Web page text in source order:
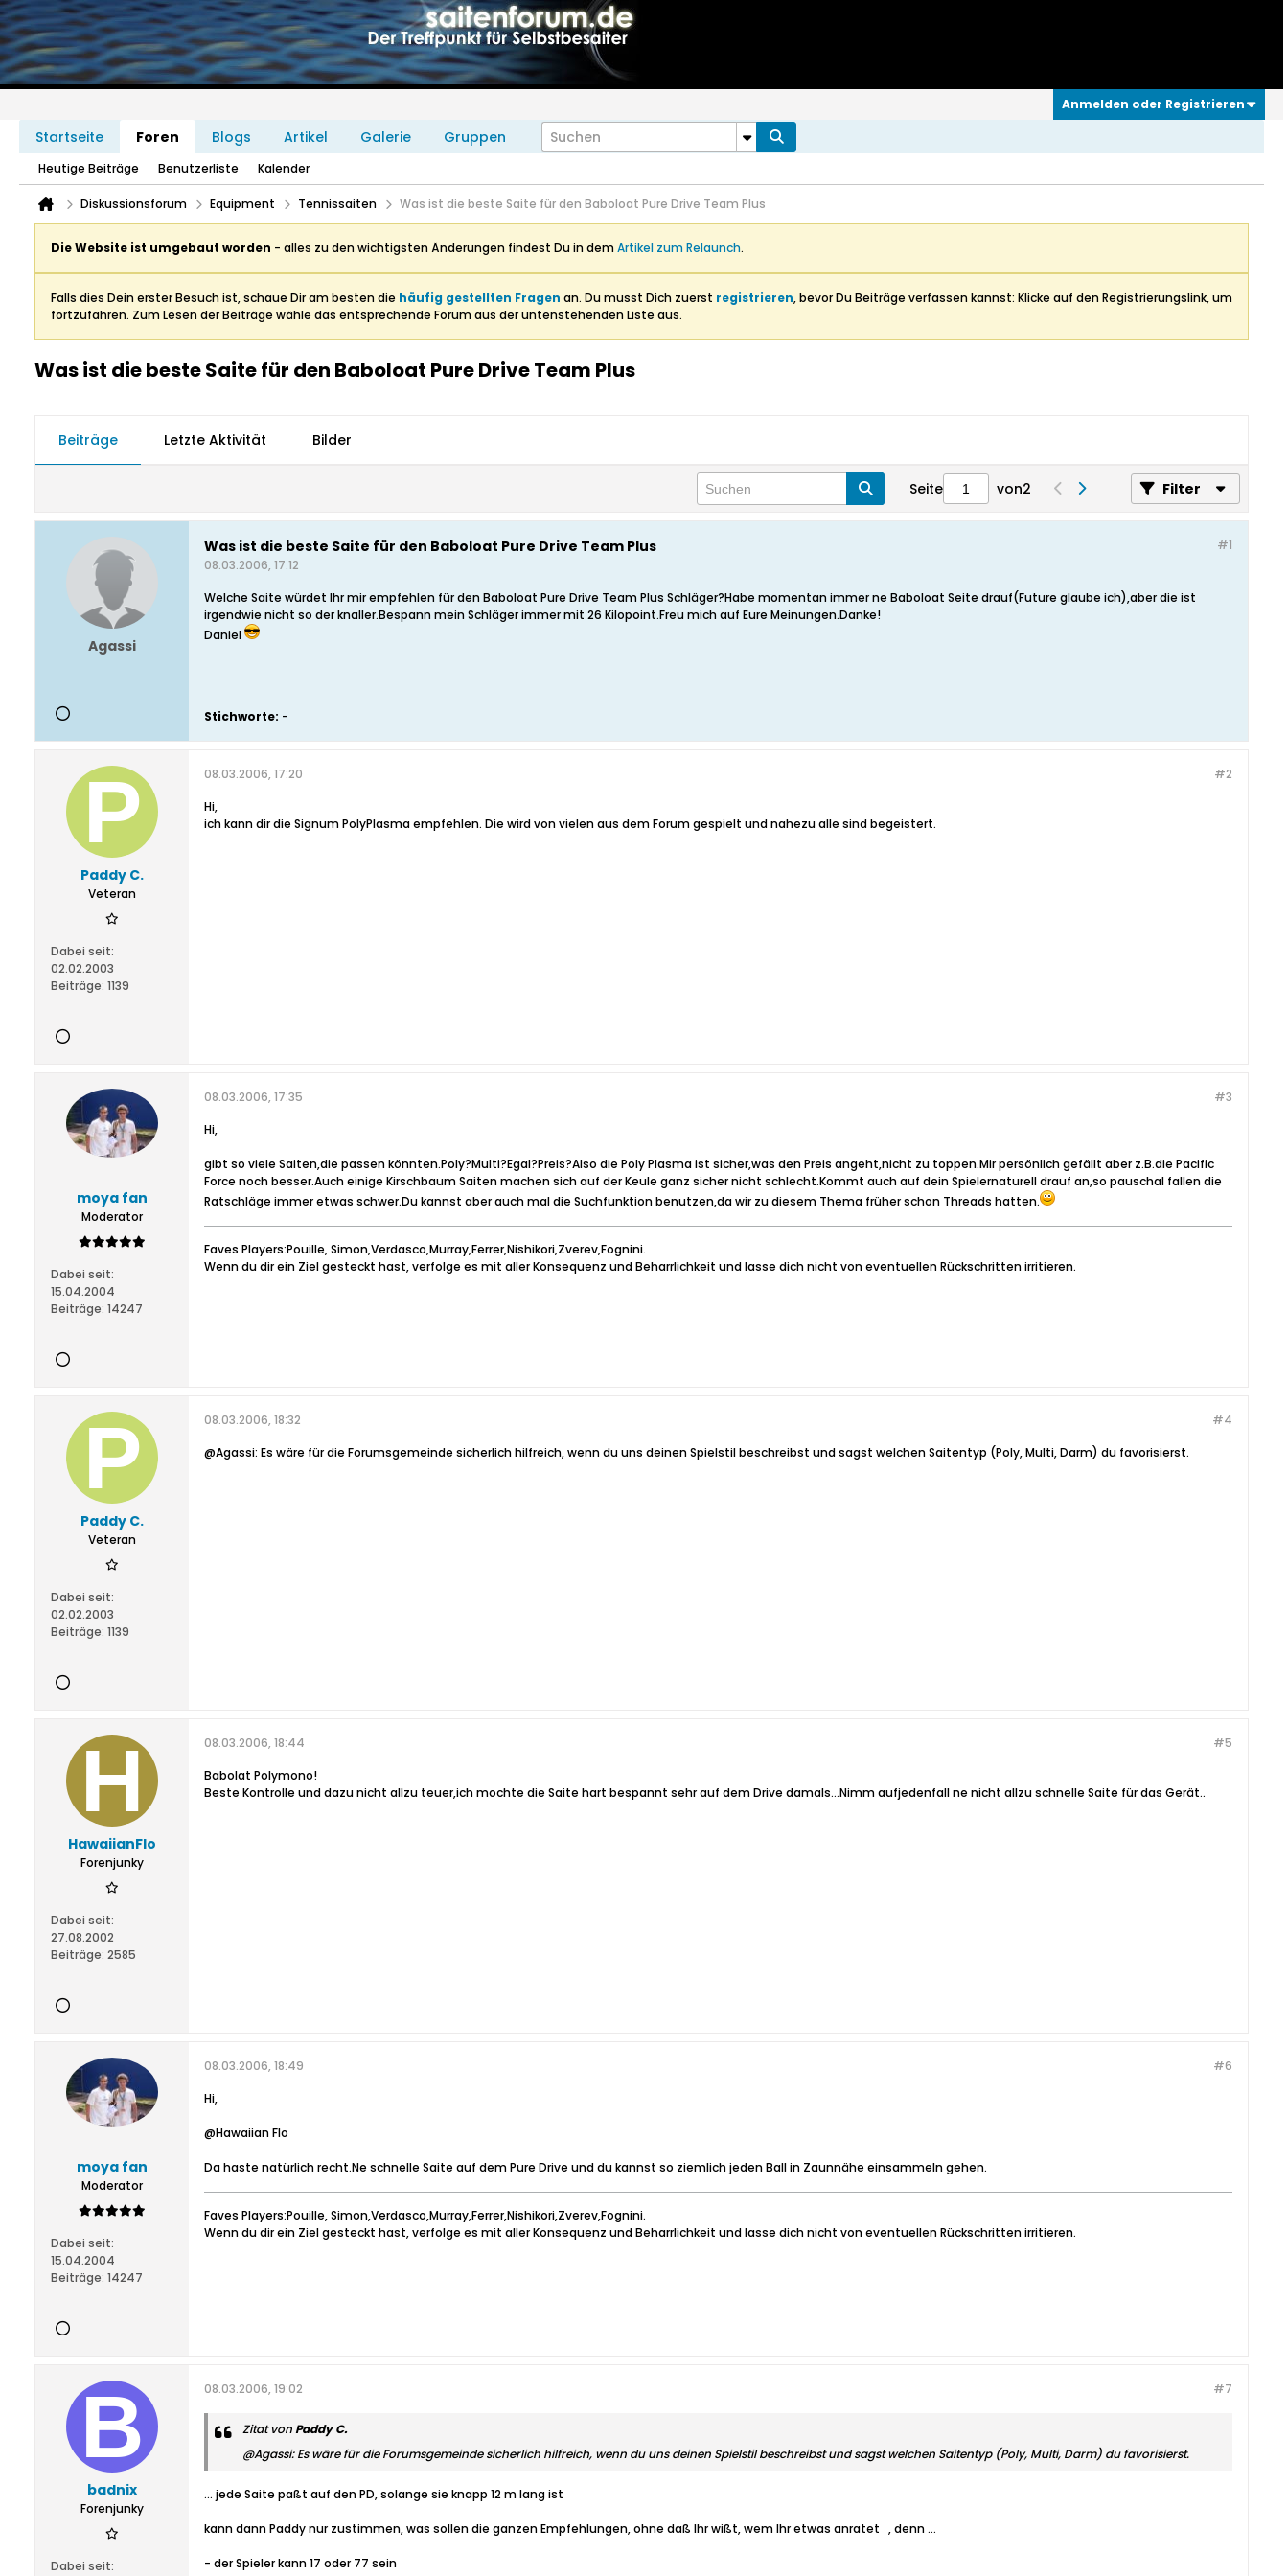
Anmelden oder Registrieren
Startseite Foren Blogs Artikel Galerie Gruppen
Heutige Beiträge Benutzerliste Kalender
Diskussionsforum Equipment Tennissaiten Was ist die beste Saite für den Baboloat Pure Drive Team Plus
Die Website ist umgebaut worden - alles zu den wichtigsten Änderungen findest Du in demArtikel zum Relaunch.
Falls dies Dein erster Besuch ist, schaue Dir am besten die häufig gestellten Fragen an. Du musst Dich zuerst registrieren, bevor Du Beiträge verfassen kannst: Klicke auf den Registrierungslink, um
fortzufahren. Zum Lesen der Beiträge wähle das entsprechende Forum aus der untenstehenden Liste aus.
Was ist die beste Saite für den Baboloat Pure Drive Team Plus
Beiträge Letzte Aktivität Bilder
Seite von2 Filter
Agassi
#1
Was ist die beste Saite für den Baboloat Pure Drive Team Plus
08.03.2006, 17:12
Welche Saite würdet Ihr mir empfehlen für den Baboloat Pure Drive Team Plus Schläger?Habe momentan immer ne Baboloat Seite drauf(Future glaube ich),aber die ist
irgendwie nicht so der knaller.Bespann mein Schläger immer mit 26 Kilopoint.Freu mich auf Eure Meinungen.Danke!
Daniel
Stichworte: -
Paddy C.
Veteran
Dabei seit:
02.02.2003
Beiträge: 1139
#2
08.03.2006, 17:20
Hi,
ich kann dir die Signum PolyPlasma empfehlen. Die wird von vielen aus dem Forum gespielt und nahezu alle sind begeistert.
moya fan
Moderator
Dabei seit:
15.04.2004
Beiträge: 14247
#3
08.03.2006, 17:35
Hi,
gibt so viele Saiten,die passen könnten.Poly?Multi?Egal?Preis?Also die Poly Plasma ist sicher,was den Preis angeht,nicht zu toppen.Mir persönlich gefällt aber z.B.die Pacific
Force noch besser.Auch einige Kirschbaum Saiten machen sich auf der Keule ganz sicher nicht schlecht.Kommt auch auf dein Spielernaturell drauf an,so pauschal fallen die
Ratschläge immer etwas schwer.Du kannst aber auch mal die Suchfunktion benutzen,da wir zu diesem Thema früher schon Threads hatten.
Faves Players:Pouille, Simon,Verdasco,Murray,Ferrer,Nishikori,Zverev,Fognini.
Wenn du dir ein Ziel gesteckt hast, verfolge es mit aller Konsequenz und Beharrlichkeit und lasse dich nicht von eventuellen Rückschritten irritieren.
Paddy C.
Veteran
Dabei seit:
02.02.2003
Beiträge: 1139
#4
08.03.2006, 18:32
@Agassi: Es wäre für die Forumsgemeinde sicherlich hilfreich, wenn du uns deinen Spielstil beschreibst und sagst welchen Saitentyp (Poly, Multi, Darm) du favorisierst.
HawaiianFlo
Forenjunky
Dabei seit:
27.08.2002
Beiträge: 2585
#5
08.03.2006, 18:44
Babolat Polymono!
Beste Kontrolle und dazu nicht allzu teuer,ich mochte die Saite hart bespannt sehr auf dem Drive damals...Nimm aufjedenfall ne nicht allzu schnelle Saite für das Gerät..
moya fan
Moderator
Dabei seit:
15.04.2004
Beiträge: 14247
#6
08.03.2006, 18:49
Hi,
@Hawaiian Flo
Da haste natürlich recht.Ne schnelle Saite auf dem Pure Drive und du kannst so ziemlich jeden Ball in Zaunnähe einsammeln gehen.
Faves Players:Pouille, Simon,Verdasco,Murray,Ferrer,Nishikori,Zverev,Fognini.
Wenn du dir ein Ziel gesteckt hast, verfolge es mit aller Konsequenz und Beharrlichkeit und lasse dich nicht von eventuellen Rückschritten irritieren.
badnix
Forenjunky
Dabei seit:
#7
08.03.2006, 19:02
Zitat vonPaddy C.
@Agassi: Es wäre für die Forumsgemeinde sicherlich hilfreich, wenn du uns deinen Spielstil beschreibst und sagst welchen Saitentyp (Poly, Multi, Darm) du favorisierst.
... jede Saite paßt auf den PD, solange sie knapp 12 m lang ist
kann dann Paddy nur zustimmen, was sollen die ganzen Empfehlungen, ohne daß Ihr wißt, wem Ihr etwas anratet , denn ...
- der Spieler kann 17 oder 77 sein